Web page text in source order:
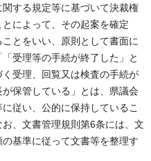
する規定等に基づいて決裁権
によって、その起案を確定
とをいい、原則として書面に
受理等の手続が終了した」と
受理、回覧又は検査の手続が
保管している」とは、県議会
従い、公的に保持しているこ
、文書管理規則第6条には、文
基準に従って文書等を整理す